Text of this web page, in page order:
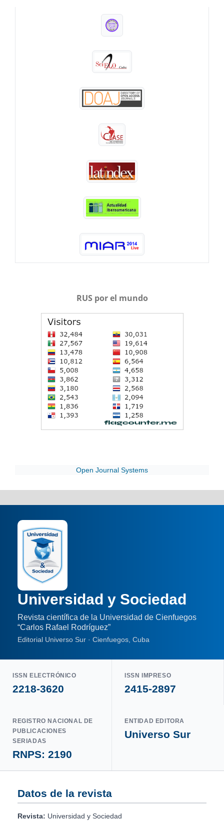
RUS por el mundo
Open Journal Systems
Universidad y Sociedad
Revista científica de la Universidad de Cienfuegos
“Carlos Rafael Rodríguez”
Editorial Universo Sur · Cienfuegos, Cuba
ISSN ELECTRÓNICO
2218-3620
ISSN IMPRESO
2415-2897
REGISTRO NACIONAL DE
PUBLICACIONES
SERIADAS
RNPS: 2190
ENTIDAD EDITORA
Universo Sur
Datos de la revista
Revista: Universidad y Sociedad